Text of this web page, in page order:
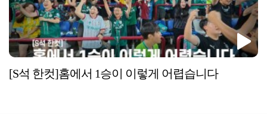
[S석 한컷]홈에서 1승이 이렇게 어렵습니다